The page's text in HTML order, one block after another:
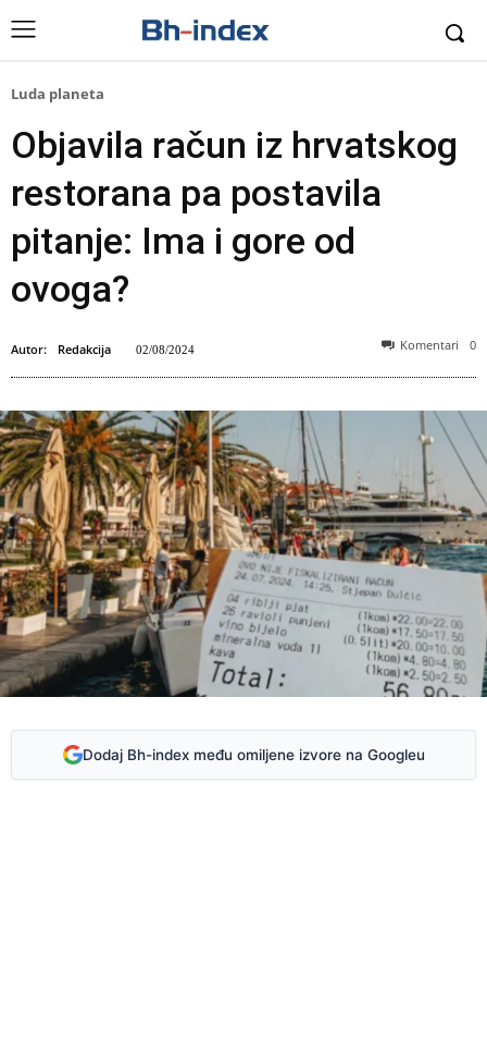
Luda planeta
Objavila račun iz hrvatskog
restorana pa postavila
pitanje: Ima i gore od
ovoga?
Autor: Redakcija 02/08/2024 Komentari 0
Dodaj Bh-index među omiljene izvore na Googleu